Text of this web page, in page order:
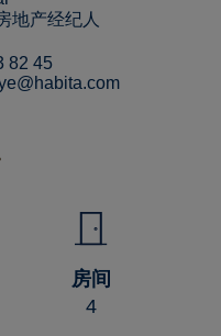
地产经纪人
82 45
房间
4